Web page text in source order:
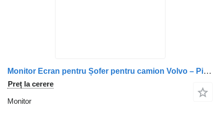
Monitor Ecran pentru Șofer pentru camion Volvo – Piese de Schimb 21306173, 21106160, 85013051
Preț la cerere
Monitor